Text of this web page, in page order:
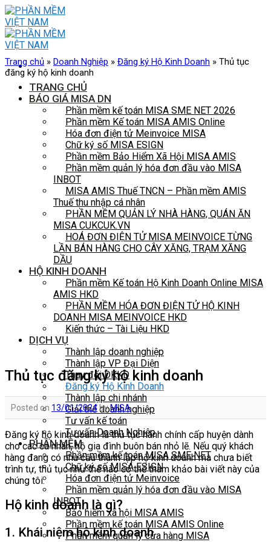
Skip
to
content
TRANG CHỦ
BÁO GIÁ MISA DN
Phần mềm kế toán MISA SME NET 2026
Phần mềm Kế toán MISA AMIS Online
Hóa đơn điện tử Meinvoice MISA
Chữ ký số MISA ESIGN
Phần mềm Bảo Hiểm Xã Hội MISA AMIS
Phần mềm quản lý hóa đơn đầu vào MISA
INBOT
MISA AMIS Thuế TNCN – Phần mềm AMIS
Thuế thu nhập cá nhân
PHẦN MỀM QUẢN LÝ NHÀ HÀNG, QUÁN ĂN
MISA CUKCUK.VN
HOÁ ĐƠN ĐIỆN TỬ MISA MEINVOICE TỪNG
LẦN BÁN HÀNG CHO CÂY XĂNG, TRẠM XĂNG
DẦU
HỘ KINH DOANH
Phần mềm Kế toán Hộ Kinh Doanh Online MISA
AMIS HKD
PHẦN MỀM HÓA ĐƠN ĐIỆN TỬ HỘ KINH
DOANH MISA MEINVOICE HKD
Kiến thức – Tài Liệu HKD
DỊCH VỤ
Thành lập doanh nghiệp
Thành lập VP Đại Diện
Thay đổi DKKD
Đăng ký Hộ Kinh Doanh
Thành lập chi nhánh
Giải thể doanh nghiệp
Tư vấn kế toán
Tư vấn Doanh Nghiệp
PHẦN MỀM
Phần mềm kế toán MISA SME NET
Chữ ký số MISA ESIGN
Hóa đơn điện tử Meinvoice
Phần mềm quản lý hóa đơn đầu vào MISA
INBOT
Bảo hiểm xã hội MISA AMIS
Phần mềm kế toán MISA AMIS Online
Phần mềm quản lý cửa hàng MISA
Trang chủ » Doanh Nghiệp » Đăng ký Hộ Kinh Doanh » Thủ tục
đăng ký hộ kinh doanh
Thủ tục đăng ký hộ kinh doanh
Posted on 13/01/2024byMISA
Đăng ký hộ kinh doanh là thủ tục hành chính cấp huyện dành
cho các cá nhân, hộ gia đình buôn bán nhỏ lẽ. Nếu quý khách
hàng đang có nhu cầu thành lập hộ kinh doanh mà chưa biết
trình tự, thủ tục như thế nào có thể tham khảo bài viết này của
chúng tôi.
Hộ kinh doanh là gì?
1. Khái niệm hộ kinh doanh